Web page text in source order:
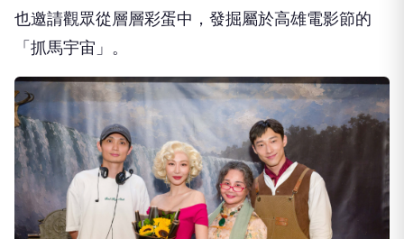
也邀請觀眾從層層彩蛋中， 發掘屬於高雄電影節的
「抓馬宇宙」。